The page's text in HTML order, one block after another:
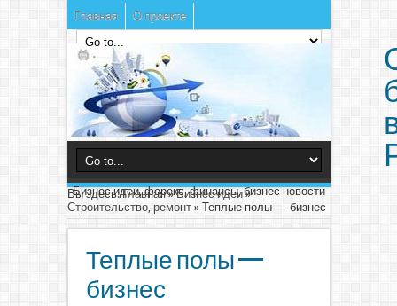
Главная О проекте
Бизнес идеи, форекс, финансы, бизнес новости
Вы здесь:Главная»Бизнес идеи»
Строительство, ремонт» Теплые полы — бизнес
Теплые полы —
бизнес